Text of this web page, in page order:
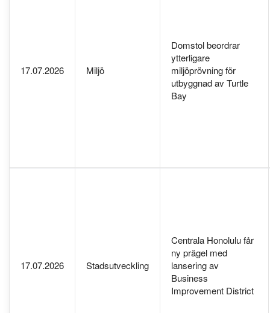
17.07.2026 Miljö
Domstol beordrar
ytterligare
miljöprövning för
utbyggnad av Turtle
Bay
17.07.2026 Stadsutveckling
Centrala Honolulu får
ny prägel med
lansering av
Business
Improvement District